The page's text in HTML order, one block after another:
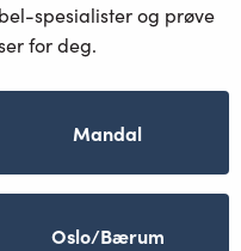
spesialister og prøve
for deg.
Mandal
Oslo/Bærum